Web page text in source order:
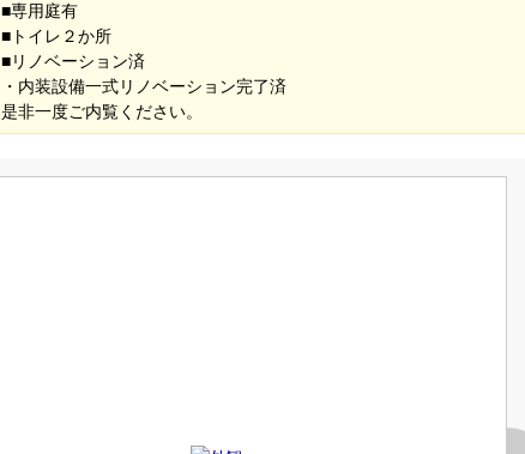
■専用庭有
■トイレ２か所
■リノベーション済
・内装設備一式リノベーション完了済
是非一度ご内覧ください。